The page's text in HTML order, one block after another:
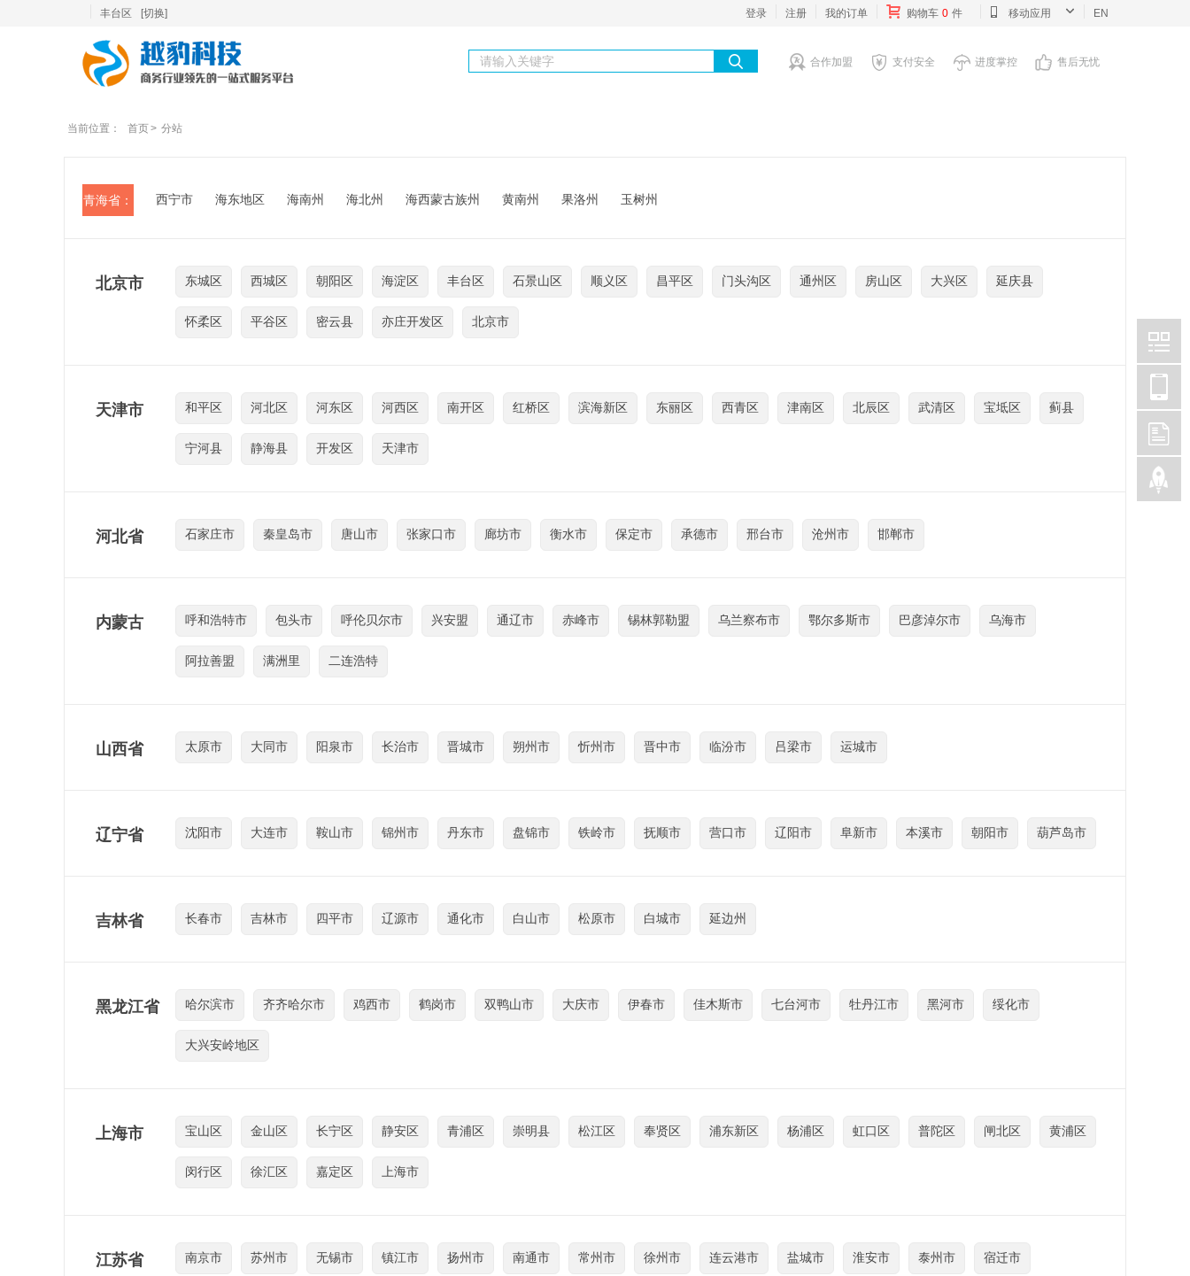
丰台区 [切换] 登录 注册 我的订单 购物车 0 件 移动应用 EN
合作加盟 支付安全 进度掌控 售后无忧
当前位置： 首页> 分站
青海省： 西宁市 海东地区 海南州 海北州 海西蒙古族州 黄南州 果洛州 玉树州
北京市 东城区 西城区 朝阳区 海淀区 丰台区 石景山区 顺义区 昌平区 门头沟区 通州区 房山区 大兴区 延庆县
怀柔区 平谷区 密云县 亦庄开发区 北京市
天津市 和平区 河北区 河东区 河西区 南开区 红桥区 滨海新区 东丽区 西青区 津南区 北辰区 武清区 宝坻区 蓟县
宁河县 静海县 开发区 天津市
河北省 石家庄市 秦皇岛市 唐山市 张家口市 廊坊市 衡水市 保定市 承德市 邢台市 沧州市 邯郸市
内蒙古 呼和浩特市 包头市 呼伦贝尔市 兴安盟 通辽市 赤峰市 锡林郭勒盟 乌兰察布市 鄂尔多斯市 巴彦淖尔市 乌海市
阿拉善盟 满洲里 二连浩特
山西省 太原市 大同市 阳泉市 长治市 晋城市 朔州市 忻州市 晋中市 临汾市 吕梁市 运城市
辽宁省 沈阳市 大连市 鞍山市 锦州市 丹东市 盘锦市 铁岭市 抚顺市 营口市 辽阳市 阜新市 本溪市 朝阳市 葫芦岛市
吉林省 长春市 吉林市 四平市 辽源市 通化市 白山市 松原市 白城市 延边州
黑龙江省 哈尔滨市 齐齐哈尔市 鸡西市 鹤岗市 双鸭山市 大庆市 伊春市 佳木斯市 七台河市 牡丹江市 黑河市 绥化市
大兴安岭地区
上海市 宝山区 金山区 长宁区 静安区 青浦区 崇明县 松江区 奉贤区 浦东新区 杨浦区 虹口区 普陀区 闸北区 黄浦区
闵行区 徐汇区 嘉定区 上海市
江苏省 南京市 苏州市 无锡市 镇江市 扬州市 南通市 常州市 徐州市 连云港市 盐城市 淮安市 泰州市 宿迁市